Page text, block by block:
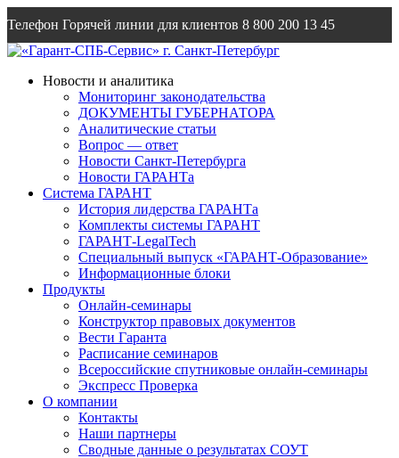
Телефон Горячей линии для клиентов 8 800 200 13 45
Emailinfo@garantsp.ru
Новости и аналитика
Мониторинг законодательства
ДОКУМЕНТЫ ГУБЕРНАТОРА
Аналитические статьи
Вопрос — ответ
Новости Санкт-Петербурга
Новости ГАРАНТа
Система ГАРАНТ
История лидерства ГАРАНТа
Комплекты системы ГАРАНТ
ГАРАНТ-LegalTech
Специальный выпуск «ГАРАНТ-Образование»
Информационные блоки
Продукты
Онлайн-семинары
Конструктор правовых документов
Вести Гаранта
Расписание семинаров
Всероссийские спутниковые онлайн-семинары
Экспресс Проверка
О компании
Контакты
Наши партнеры
Сводные данные о результатах СОУТ